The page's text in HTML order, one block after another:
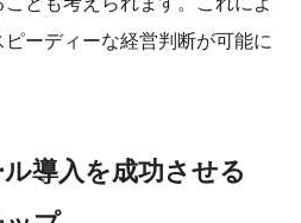
ーディーな経営判断が可能に
導入を成功させる